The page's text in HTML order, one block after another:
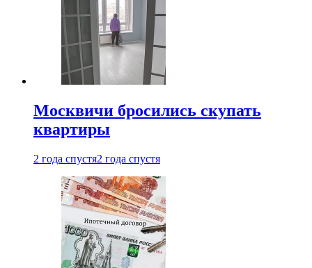
Москвичи бросились скупать
квартиры
2 года спустя2 года спустя